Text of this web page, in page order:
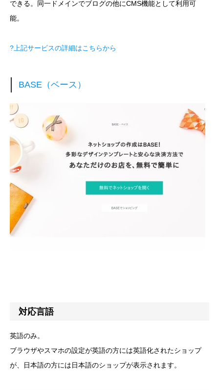
できる。同一ドメインでブログの他にCMS機能として利用可
能。
?上記サービスの詳細はこちらから
BASE（ベース）
対応言語
英語のみ。
ブラウザやスマホの設定が英語の方には英語化されたショップ
が、日本語の方には日本語のショップが表示されます。